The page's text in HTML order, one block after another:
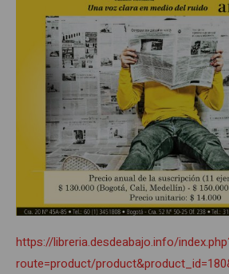
https://libreria.desdeabajo.info/
route=product/